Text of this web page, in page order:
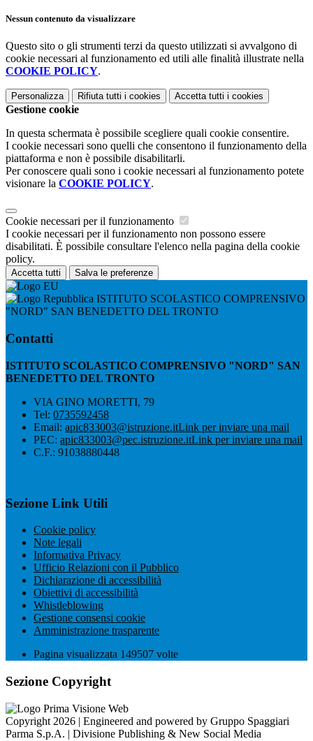
Nessun contenuto da visualizzare
Questo sito o gli strumenti terzi da questo utilizzati si avvalgono di
cookie necessari al funzionamento ed utili alle finalità illustrate nella
COOKIE POLICY.
Personalizza Rifiuta tutti i cookies Accetta tutti i cookies
Gestione cookie
In questa schermata è possibile scegliere quali cookie consentire.
I cookie necessari sono quelli che consentono il funzionamento della
piattaforma e non è possibile disabilitarli.
Per conoscere quali sono i cookie necessari al funzionamento potete
visionare la COOKIE POLICY.
Cookie necessari per il funzionamento
I cookie necessari per il funzionamento non possono essere
disabilitati. È possibile consultare l'elenco nella pagina della cookie
policy.
Accetta tutti Salva le preferenze
ISTITUTO SCOLASTICO COMPRENSIVO
"NORD" SAN BENEDETTO DEL TRONTO
Contatti
ISTITUTO SCOLASTICO COMPRENSIVO "NORD" SAN
BENEDETTO DEL TRONTO
VIA GINO MORETTI, 79
Tel: 0735592458
Email: apic833003@istruzione.itLink per inviare una mail
PEC: apic833003@pec.istruzione.itLink per inviare una mail
C.F.: 91038880448
Sezione Link Utili
Cookie policy
Note legali
Informativa Privacy
Ufficio Relazioni con il Pubblico
Dichiarazione di accessibilità
Obiettivi di accessibilità
Whistleblowing
Gestione consensi cookie
Amministrazione trasparente
Pagina visualizzata 149507 volte
Sezione Copyright
Copyright 2026 | Engineered and powered by Gruppo Spaggiari
Parma S.p.A. | Divisione Publishing & New Social Media